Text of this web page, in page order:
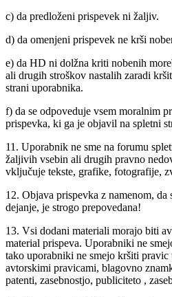
c) da predloženi prispevek ni žaljiv.
d) da omenjeni prispevek ne krši
e) da HD ni dolžna kriti nobenih
ali drugih stroškov nastalih zaradi
strani uporabnika.
f) da se odpoveduje vsem moralnim
prispevka, ki ga je objavil na spletni
11. Uporabnik ne sme na forumu
žaljivih vsebin ali drugih pravno
vključuje tekste, grafike, fotografije,
12. Objava prispevka z namenom,
dejanje, je strogo prepovedana!
13. Vsi dodani materiali morajo biti
material prispeva. Uporabniki ne
tako uporabniki ne smejo kršiti
avtorskimi pravicami, blagovno
patenti, zasebnostjo, publiciteto ,